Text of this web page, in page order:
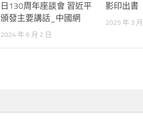
日130周年座談會 習近平
頒發主要講話_中國網
2024 年 6 月 2 日
影印出書
2025 年 3